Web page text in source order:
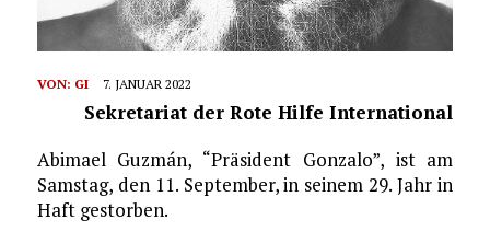
VON: GI 7. JANUAR 2022
Sekretariat der Rote Hilfe International
Abimael Guzmán, “Präsident Gonzalo”, ist am
Samstag, den 11. September, in seinem 29. Jahr in
Haft gestorben.